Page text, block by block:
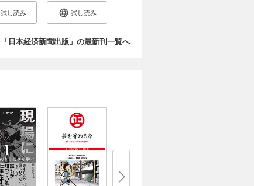
試し読み 試し読み
「日本経済新聞出版」の最新刊一覧へ